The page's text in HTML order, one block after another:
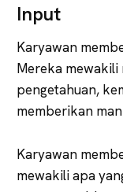
Input
Karyawan
Mereka mewakili
pengetahuan,
memberikan
Karyawan
mewakili apa